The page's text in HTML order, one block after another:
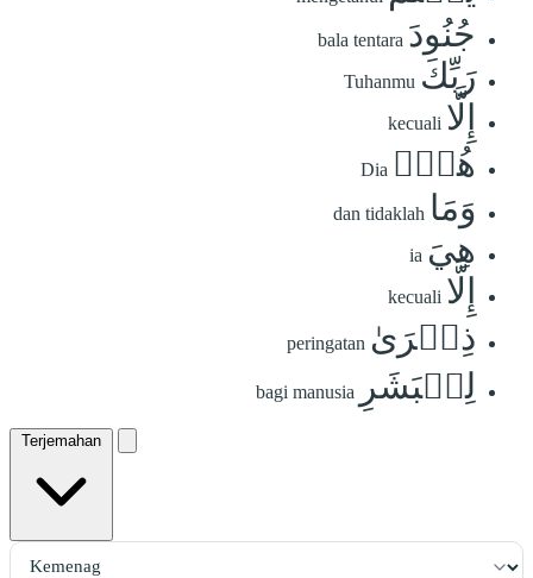
جُنُودَ bala tentara
رَبِّكَ Tuhanmu
إِلَّا kecuali
هُوَۚ Dia
وَمَا dan tidaklah
هِيَ ia
إِلَّا kecuali
ذِكۡرَىٰ peringatan
لِلۡبَشَرِ bagi manusia
Terjemahan